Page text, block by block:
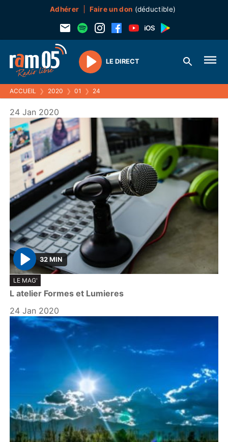
Adhérer Faire un don (déductible)
Play
LE DIRECT
ACCUEIL ❯ 2020 ❯ 01 ❯ 24
24 Jan 2020
P
l
a
y
32 MIN
LE MAG'
L atelier Formes et Lumieres
24 Jan 2020